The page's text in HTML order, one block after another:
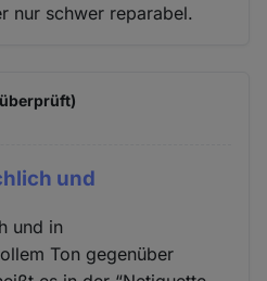
nur schwer reparabel.
und
und in
Ton gegenüber